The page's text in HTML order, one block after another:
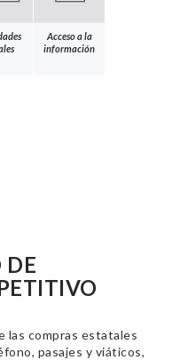
Acceso a la
información
DE
las compras estatales
pasajes y viáticos,